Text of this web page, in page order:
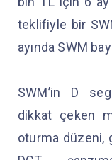
teklifiyle bir
ayında SWM
SWM’in D
dikkat çeken
oturma düzeni,